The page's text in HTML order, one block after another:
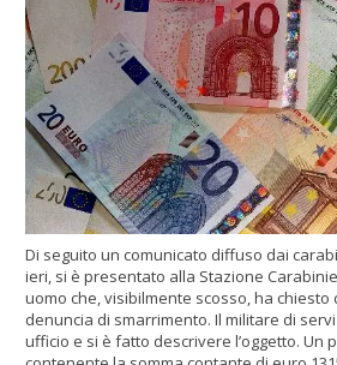
Di seguito un comunicato diffuso dai
ieri, si è presentato alla Stazione
uomo che, visibilmente scosso, ha
denuncia di smarrimento. Il militare di
ufficio e si è fatto descrivere l’oggetto. Un